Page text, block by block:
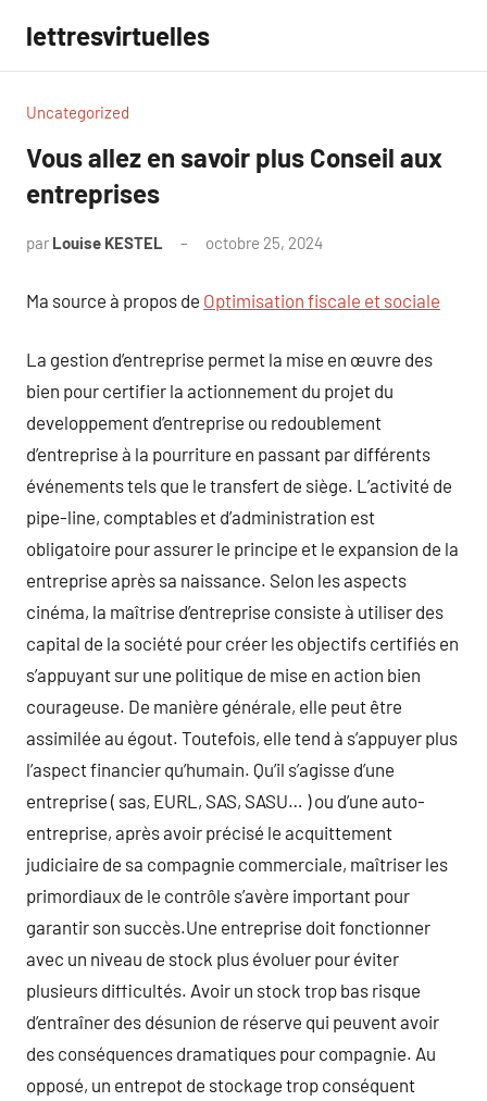
contenu
lettresvirtuelles
Uncategorized
Vous allez en savoir plus Conseil aux
entreprises
par Louise KESTEL octobre 25, 2024
Ma source à propos de Optimisation fiscale et sociale
La gestion d’entreprise permet la mise en œuvre des
bien pour certifier la actionnement du projet du
developpement d’entreprise ou redoublement
d’entreprise à la pourriture en passant par différents
événements tels que le transfert de siège. L’activité de
pipe-line, comptables et d’administration est
obligatoire pour assurer le principe et le expansion de la
entreprise après sa naissance. Selon les aspects
cinéma, la maîtrise d’entreprise consiste à utiliser des
capital de la société pour créer les objectifs certifiés en
s’appuyant sur une politique de mise en action bien
courageuse. De manière générale, elle peut être
assimilée au égout. Toutefois, elle tend à s’appuyer plus
l’aspect financier qu’humain. Qu’il s’agisse d’une
entreprise ( sas, EURL, SAS, SASU… ) ou d’une auto-
entreprise, après avoir précisé le acquittement
judiciaire de sa compagnie commerciale, maîtriser les
primordiaux de le contrôle s’avère important pour
garantir son succès.Une entreprise doit fonctionner
avec un niveau de stock plus évoluer pour éviter
plusieurs difficultés. Avoir un stock trop bas risque
d’entraîner des désunion de réserve qui peuvent avoir
des conséquences dramatiques pour compagnie. Au
opposé, un entrepot de stockage trop conséquent